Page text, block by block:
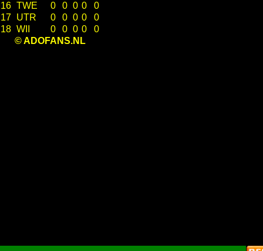
16 TWE 0 0 0 0
0
17 UTR 0 0 0 0
0
18 WII 0 0 0 0
0
© ADOFANS.NL